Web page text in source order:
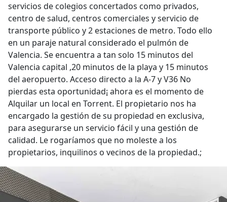
servicios de colegios concertados como privados,
centro de salud, centros comerciales y servicio de
transporte público y 2 estaciones de metro. Todo ello
en un paraje natural considerado el pulmón de
Valencia. Se encuentra a tan solo 15 minutos del
Valencia capital ,20 minutos de la playa y 15 minutos
del aeropuerto. Acceso directo a la A-7 y V36 No
pierdas esta oportunidad¡ ahora es el momento de
Alquilar un local en Torrent. El propietario nos ha
encargado la gestión de su propiedad en exclusiva,
para asegurarse un servicio fácil y una gestión de
calidad. Le rogaríamos que no moleste a los
propietarios, inquilinos o vecinos de la propiedad.;